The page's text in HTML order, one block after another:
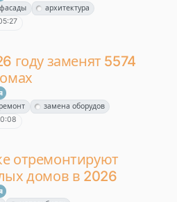
фасады архитектура
году заменят 5574
замена оборудов
отремонтируют
домов в 2026